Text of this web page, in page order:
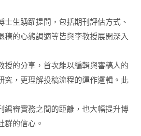
生踴躍提問，包括期刊評估方式、
稿的心態調適等皆與李教授展開深入
授的分享，首次能以編輯與審稿人的
究，更理解投稿流程的運作邏輯。此
編審實務之間的距離，也大幅提升博
群的信心。